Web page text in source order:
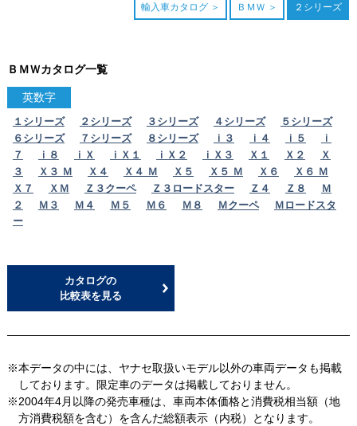
輸入車カタログ ＢＭＷ ２シリーズ
ＢＭＷカタログ一覧
英数字
１シリーズ ２シリーズ ３シリーズ ４シリーズ
５シリーズ
６シリーズ
７シリーズ ８シリーズ ｉ３ ｉ４ ｉ５
ｉ
７
ｉ８ ｉＸ ｉＸ１ ｉＸ２ ｉＸ３ Ｘ１ Ｘ２
Ｘ
３
Ｘ３ Ｍ Ｘ４ Ｘ４ Ｍ Ｘ５ Ｘ５ Ｍ Ｘ６
Ｘ６ Ｍ
Ｘ７
ＸＭ Ｚ３クーペ Ｚ３ロードスター Ｚ４ Ｚ８
Ｍ
２
Ｍ３ Ｍ４ Ｍ５ Ｍ６ Ｍ８ Ｍクーペ
Ｍロードスタ
ー
カタログの
比較表を見る
※本データの中には、ヤナセ取扱いモデル以外の車両データも掲載
しております。限定車のデータは掲載しておりません。
※2004年4月以降の発売車種は、車両本体価格と消費税相当額（地
方消費税額を含む）を含んだ総額表示（内税）となります。